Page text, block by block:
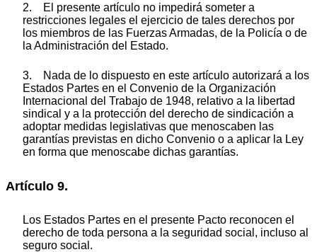
2. El presente artículo no impedirá someter a
restricciones legales el ejercicio de tales derechos por
los miembros de las Fuerzas Armadas, de la Policía o de
la Administración del Estado.
3. Nada de lo dispuesto en este artículo autorizará a los
Estados Partes en el Convenio de la Organización
Internacional del Trabajo de 1948, relativo a la libertad
sindical y a la protección del derecho de sindicación a
adoptar medidas legislativas que menoscaben las
garantías previstas en dicho Convenio o a aplicar la Ley
en forma que menoscabe dichas garantías.
Artículo 9.
Los Estados Partes en el presente Pacto reconocen el
derecho de toda persona a la seguridad social, incluso al
seguro social.